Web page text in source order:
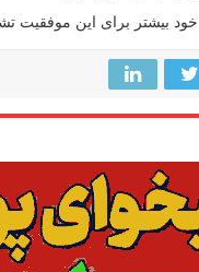
خود بیشتر برای این موفقیت